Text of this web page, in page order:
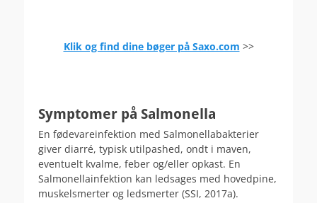
Klik og find dine bøger på Saxo.com >>
Symptomer på Salmonella
En fødevareinfektion med Salmonellabakterier
giver diarré, typisk utilpashed, ondt i maven,
eventuelt kvalme, feber og/eller opkast. En
Salmonellainfektion kan ledsages med hovedpine,
muskelsmerter og ledsmerter (SSI, 2017a).